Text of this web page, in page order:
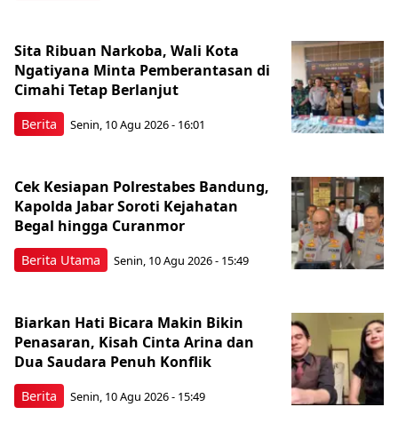
Berita
Sita Ribuan Narkoba, Wali Kota
Ngatiyana Minta Pemberantasan di
Cimahi Tetap Berlanjut
Senin, 10 Agu 2026 - 16:01
Berita Utama
Cek Kesiapan Polrestabes Bandung,
Kapolda Jabar Soroti Kejahatan
Begal hingga Curanmor
Senin, 10 Agu 2026 - 15:49
Berita
Biarkan Hati Bicara Makin Bikin
Penasaran, Kisah Cinta Arina dan
Dua Saudara Penuh Konflik
Senin, 10 Agu 2026 - 15:49